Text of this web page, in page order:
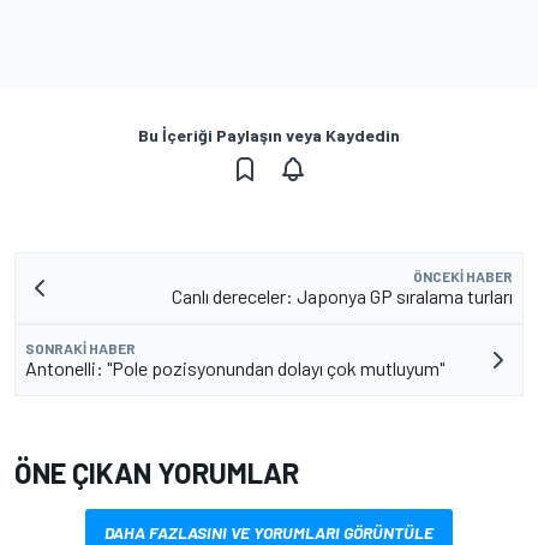
Bu İçeriği Paylaşın veya Kaydedin
ÖNCEKI HABER
Canlı dereceler: Japonya GP sıralama turları
SONRAKI HABER
Antonelli: "Pole pozisyonundan dolayı çok mutluyum"
ÖNE ÇIKAN YORUMLAR
DAHA FAZLASINI VE YORUMLARI GÖRÜNTÜLE